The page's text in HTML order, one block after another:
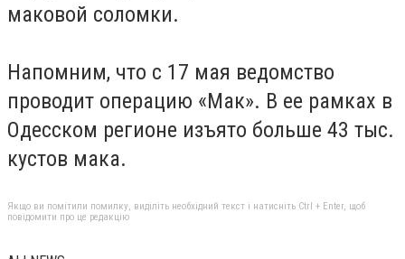
маковой соломки.
Напомним, что с 17 мая ведомство
проводит операцию «Мак». В ее рамках в
Одесском регионе изъято больше 43 тыс.
кустов мака.
Якщо ви помітили помилку, виділіть необхідний текст і натисніть Ctrl + Enter, щоб
повідомити про це редакцію